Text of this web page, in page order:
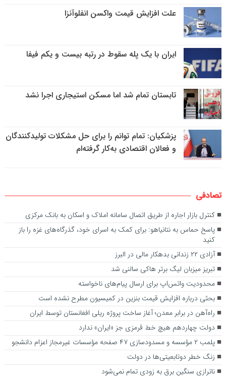
علت افزایش قیمت واکسن انفلوآنزا
ایران با یک پله سقوط در رتبه بیست و یکم فیفا
تابستان تمام شد اما مسکن استیجاری اجرا نشد
پزشکیان: تمام توانم را برای حل مشکلات تولیدکنندگان
و فعالان اقتصادی به‌کار گرفته‌ام
تصادفی
کنترل بازار اجاره از طریق اتصال سامانه املاک و اسکان به بانک مرکزی
پاسخ حماس به نتانیاهو: برای کمک به اسرای خود، گذرگاه‌های غزه را باز
کنید
آزادی ۲۲ زندانی بدهکار مالی در البرز
تبریز میزبان لیگ برتر هاکی سالنی شد
محدودیت واتس‌اپ برای ارسال پیام‌های ناخواسته
بحثی درباره افزایش قیمت بنزین در کمیسیون مطرح نشده است
راه‌آهن در برابر معدن؛ آغاز ساخت پروژه ریلی افغانستان توسط ایران
دولت چهاردهم هیچ خط قرمزی جز «ایران» ندارد
پلمب ۲ مؤسسه و مسدودسازی ۴۷ صفحه مؤسسات غیرمجاز اعزام دانشجو
زنگ خطر دوتابعیتی‌ها در دولت
ناترازی سنگین برق به زودی تمام نمی‌شود